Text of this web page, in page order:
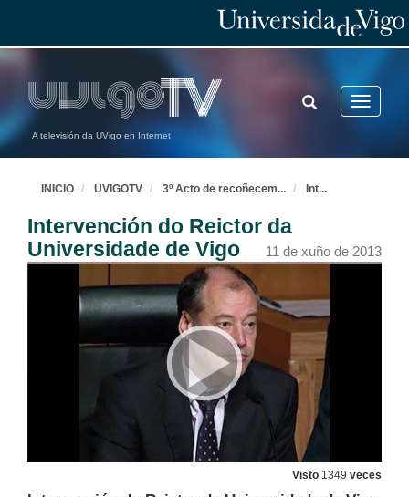
A televisión da UVigo en Internet
Toggle
TOGGLE
SEARCH
INICIO UVIGOTV 3º Acto de recoñecem... Int...
Intervención do Reictor da
Universidade de Vigo
11 de xuño de 2013
Visto 1349 veces
Apertura do acto
Interpretación da soprano. Negra Sombra